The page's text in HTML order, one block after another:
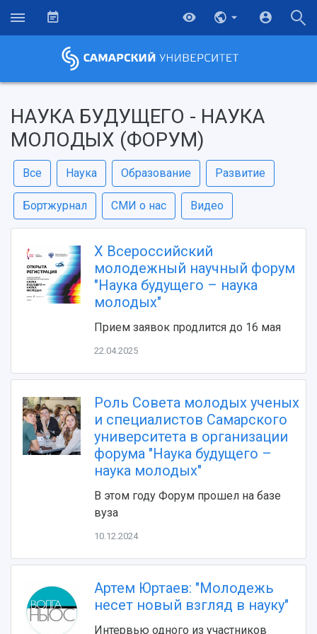
НАЗАД
Об университете
Ключевые факты
Наблюдательный совет
Попечительский совет
Ученый совет
Ректорат
Новости
Главные новости
Объявления
СМИ об университете
Пресс-центр
Газета "Полет"
Газета "Самарский университет"
Образование
Почему я выбираю Самарский университет?
Абитуриенту
Бакалавриат и специалитет
Магистратура
Формы обучения
Учебные планы
Дополнительное образование
Институты и факультеты
Научно-исследовательская деятельность
Основные научные направления
Научные школы и ведущие научные коллективы
Диссертационные советы
Подготовка научных кадров
работников
Научно-технический совет
Научные проекты и темы
НАУКА БУДУЩЕГО - НАУКА
МОЛОДЫХ (ФОРУМ)
Все Наука Образование Развитие
Бортжурнал СМИ о нас Видео
X Всероссийский
молодежный научный форум
"Наука будущего – наука
молодых"
Прием заявок продлится до 16 мая
22.04.2025
Роль Совета молодых ученых
и специалистов Самарского
университета в организации
форума "Наука будущего –
наука молодых"
В этом году Форум прошел на базе
вуза
10.12.2024
Артем Юртаев: "Молодежь
несет новый взгляд в науку"
Интервью одного из участников